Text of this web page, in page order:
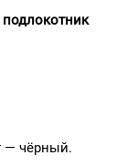
— чёрный.